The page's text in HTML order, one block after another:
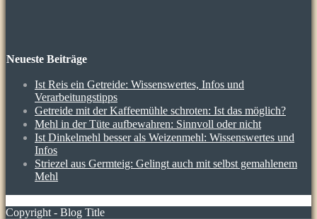
Neueste Beiträge
Ist Reis ein Getreide: Wissenswertes, Infos und
Verarbeitungstipps
Getreide mit der Kaffeemühle schroten: Ist das möglich?
Mehl in der Tüte aufbewahren: Sinnvoll oder nicht
Ist Dinkelmehl besser als Weizenmehl: Wissenswertes und
Infos
Striezel aus Germteig: Gelingt auch mit selbst gemahlenem
Mehl
Copyright - Blog Title